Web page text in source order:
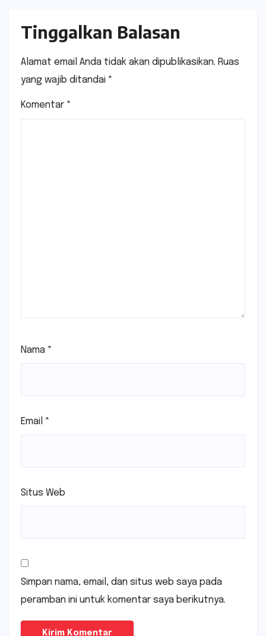
Tinggalkan Balasan
Alamat email Anda tidak akan dipublikasikan. Ruas
yang wajib ditandai *
Komentar *
Nama *
Email *
Situs Web
Simpan nama, email, dan situs web saya pada
peramban ini untuk komentar saya berikutnya.